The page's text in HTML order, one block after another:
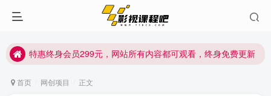
特惠终身会员299元，网站所有内容都可观看，终身免费更新
特惠终身会员299元，网站所有内容都可观看，终身免费更新
首页 网创项目 正文